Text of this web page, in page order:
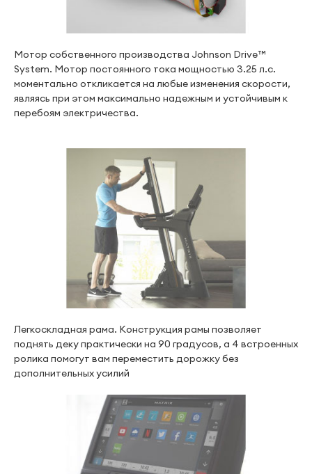
Мотор собственного производства Johnson Drive™
System. Мотор постоянного тока мощностью 3.25 л.с.
моментально откликается на любые изменения скорости,
являясь при этом максимально надежным и устойчивым к
перебоям электричества.
Легкоскладная рама. Конструкция рамы позволяет
поднять деку практически на 90 градусов, а 4 встроенных
ролика помогут вам переместить дорожку без
дополнительных усилий